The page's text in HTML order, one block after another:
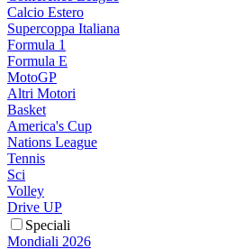
Calcio Estero
Supercoppa Italiana
Formula 1
Formula E
MotoGP
Altri Motori
Basket
America's Cup
Nations League
Tennis
Sci
Volley
Drive UP
Speciali
Mondiali 2026